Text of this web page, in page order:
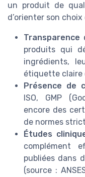
un produit de
d’orienter son
Transparence
produits qui
ingrédients,
étiquette claire
Présence de
ISO, GMP
encore des
de normes
Études
complément
publiées dans
(source :